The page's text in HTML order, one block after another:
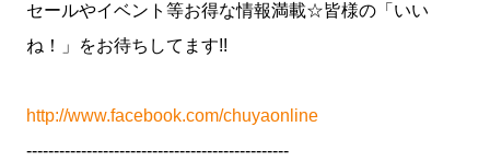
セールやイベント等お得な情報満載☆皆様の「いい
ね！」をお待ちしてます!!
http://www.facebook.com/chuyaonline
------------------------------------------------